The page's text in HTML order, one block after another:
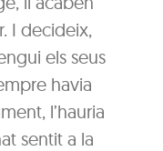
I decideix,
els seus
havia
l’hauria
sentit a la